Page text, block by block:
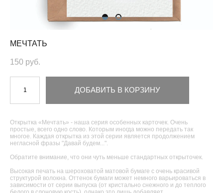
МЕЧТАТЬ
150 pуб.
ДОБАВИТЬ В КОРЗИНУ
Открытка «Мечтать» - наша серия особенных карточек. Очень
простые, всего одно слово. Которым иногда можно передать так
многое. Каждая открытка из этой серии является продолжением
негласной фразы "Давай будем...".
Обратите внимание, что они чуть меньше стандартных открыточек.
Высокая печать на шероховатой матовой бумаге с очень красивой
структурой волокна. Оттенок бумаги может немного варьироваться в
зависимости от серии выпуска (от кристально снежного и до теплого